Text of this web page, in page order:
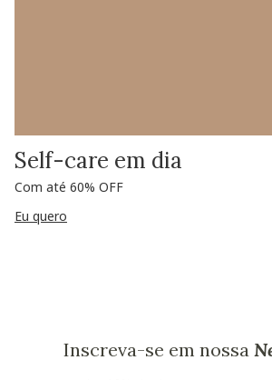
Self-care em dia
Com até 60% OFF
Eu quero
Inscreva-se em nossa